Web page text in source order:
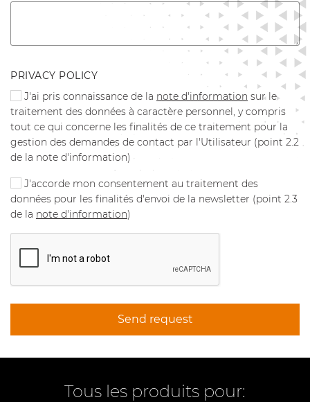
PRIVACY POLICY
J'ai pris connaissance de la note d'information sur le
traitement des données à caractère personnel, y compris
tout ce qui concerne les finalités de ce traitement pour la
gestion des demandes de contact par l'Utilisateur (point 2.2
de la note d'information)
J'accorde mon consentement au traitement des
données pour les finalités d'envoi de la newsletter (point 2.3
de la note d'information)
Send request
Tous les produits pour: